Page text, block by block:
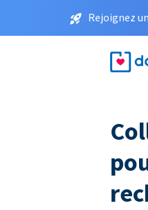
Rejoignez